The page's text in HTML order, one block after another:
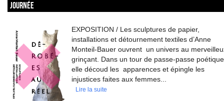
JOURNÉE
EXPOSITION / Les sculptures de papier,
installations et détournement textiles d’Anne
Monteil-Bauer ouvrent un univers au
grinçant. Dans un tour de passe-passe
elle découd les apparences et épingle les
injustices faites aux femmes...
Lire la suite